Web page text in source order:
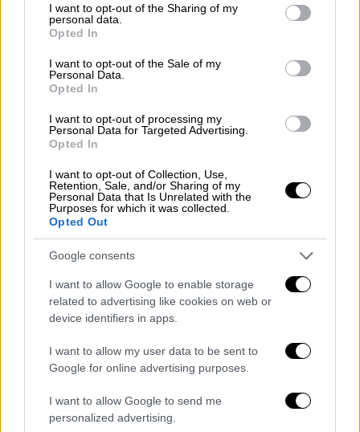
not limited to your visit or usage behaviour. You may click to
grant or deny consent to Google and its third-party tags to
use your data for below specified purposes in below Google
consent section.
I want to opt-out of the Sharing of my
personal data.
Opted In
I want to opt-out of the Sale of my
Personal Data.
Opted In
I want to opt-out of processing my
Personal Data for Targeted Advertising.
Opted In
I want to opt-out of Collection, Use,
Retention, Sale, and/or Sharing of my
Personal Data that Is Unrelated with the
Purposes for which it was collected.
Opted Out
Google consents
I want to allow Google to enable storage
related to advertising like cookies on web or
device identifiers in apps.
I want to allow my user data to be sent to
Google for online advertising purposes.
I want to allow Google to send me
personalized advertising.
Κόσμος|01.05.2023 22:54
Πούλησε εγκεφάλους, καρδιές,
πνεύμονες και γεννητικά όργανα μέσω
Facebook – Έκλεβε τα μέλη από
στις ΗΠΑ
Η 36χρονη από το Αρκάνσας δηλώνει αθώα
– Ποιος είναι ο αγοραστής του μακάβριου
εμπορεύματος